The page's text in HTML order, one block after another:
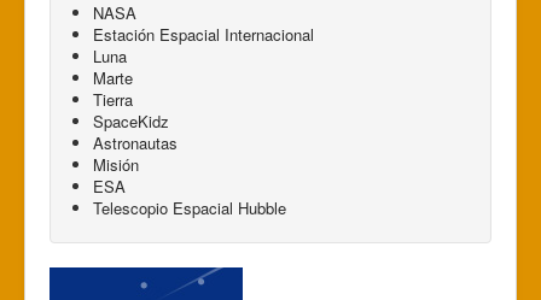
NASA
Estación Espacial Internacional
Luna
Marte
Tierra
SpaceKidz
Astronautas
Misión
ESA
Telescopio Espacial Hubble